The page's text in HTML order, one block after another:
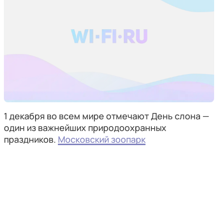
1 декабря во всем мире отмечают День слона —
один из важнейших природоохранных
праздников. Московский зоопарк